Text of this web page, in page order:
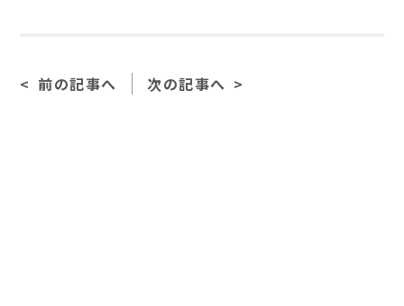
前の記事へ 次の記事へ